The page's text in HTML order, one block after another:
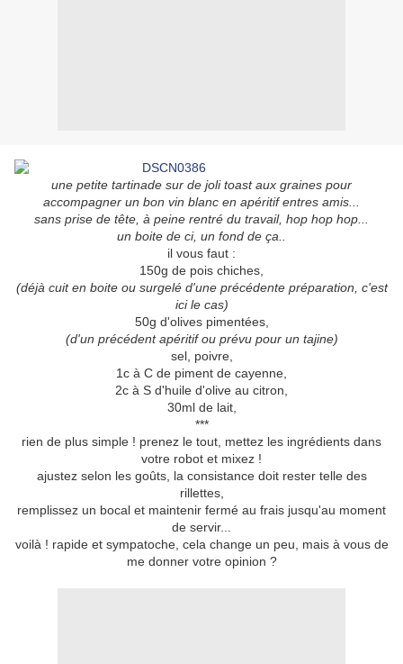
une petite tartinade sur de joli toast aux graines pour
accompagner un bon vin blanc en apéritif entres amis...
sans prise de tête, à peine rentré du travail, hop hop hop...
un boite de ci, un fond de ça..
il vous faut :
150g de pois chiches,
(déjà cuit en boite ou surgelé d'une précédente préparation, c'est
ici le cas)
50g d'olives pimentées,
(d'un précédent apéritif ou prévu pour un tajine)
sel, poivre,
1c à C de piment de cayenne,
2c à S d'huile d'olive au citron,
30ml de lait,
***
rien de plus simple ! prenez le tout, mettez les ingrédients dans
votre robot et mixez !
ajustez selon les goûts, la consistance doit rester telle des
rillettes,
remplissez un bocal et maintenir fermé au frais jusqu'au moment
de servir...
voilà ! rapide et sympatoche, cela change un peu, mais à vous de
me donner votre opinion ?